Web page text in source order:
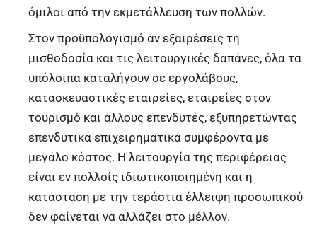
όμιλοι από την εκμετάλλευση των πολλών.
Στον προϋπολογισμό αν εξαιρέσεις τη
μισθοδοσία και τις λειτουργικές δαπάνες, όλα τα
υπόλοιπα καταλήγουν σε εργολάβους,
κατασκευαστικές εταιρείες, εταιρείες στον
τουρισμό και άλλους επενδυτές, εξυπηρετώντας
επενδυτικά επιχειρηματικά συμφέροντα με
μεγάλο κόστος. Η λειτουργία της περιφέρειας
είναι εν πολλοίς ιδιωτικοποιημένη και η
κατάσταση με την τεράστια έλλειψη προσωπικού
δεν φαίνεται να αλλάζει στο μέλλον.